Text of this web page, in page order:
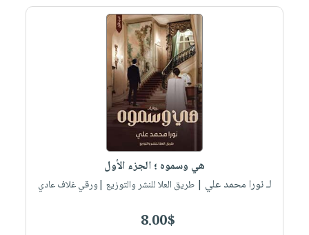
هي وسموه ؛ الجزء الأول
لـ نورا محمد علي | طريق العلا للنشر والتوزيع |ورقي غلاف عادي
8.00$